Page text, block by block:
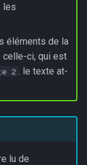
les
éléments de la
celle-ci, qui est
2
. le texte at-
lu de